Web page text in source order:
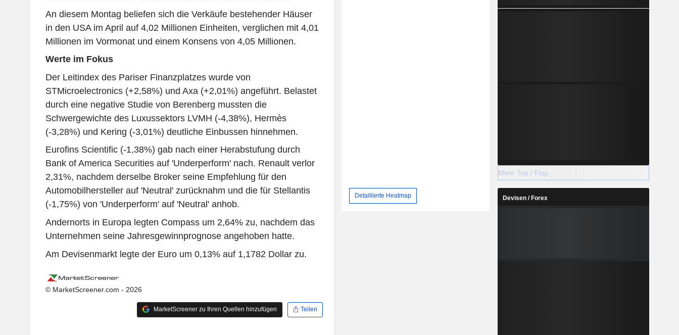
An diesem Montag beliefen sich die Verkäufe bestehender Häuser
in den USA im April auf 4,02 Millionen Einheiten, verglichen mit 4,01
Millionen im Vormonat und einem Konsens von 4,05 Millionen.
Werte im Fokus
Der Leitindex des Pariser Finanzplatzes wurde von
STMicroelectronics (+2,58%) und Axa (+2,01%) angeführt. Belastet
durch eine negative Studie von Berenberg mussten die
Schwergewichte des Luxussektors LVMH (-4,38%), Hermès
(-3,28%) und Kering (-3,01%) deutliche Einbussen hinnehmen.
Eurofins Scientific (-1,38%) gab nach einer Herabstufung durch
Bank of America Securities auf 'Underperform' nach. Renault verlor
2,31%, nachdem derselbe Broker seine Empfehlung für den
Automobilhersteller auf 'Neutral' zurücknahm und die für Stellantis
(-1,75%) von 'Underperform' auf 'Neutral' anhob.
Andernorts in Europa legten Compass um 2,64% zu, nachdem das
Unternehmen seine Jahresgewinnprognose angehoben hatte.
Am Devisenmarkt legte der Euro um 0,13% auf 1,1782 Dollar zu.
© MarketScreener.com - 2026
MarketScreener zu Ihren Quellen hinzufügen Teilen
Detaillierte Heatmap
Mehr Top / Flop
Devisen / Forex